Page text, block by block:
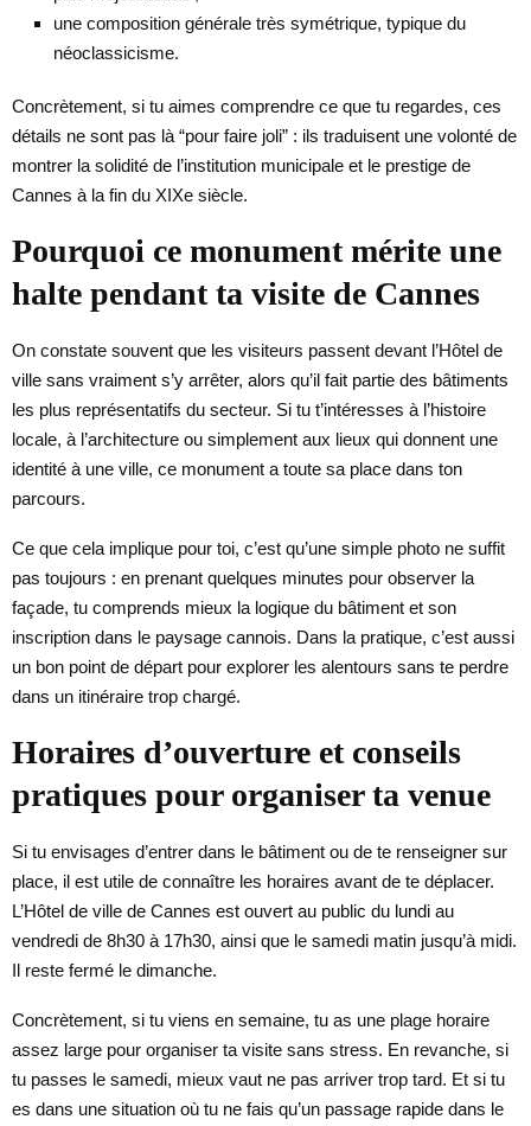
une composition générale très symétrique, typique du
néoclassicisme.
Concrètement, si tu aimes comprendre ce que tu regardes, ces
détails ne sont pas là “pour faire joli” : ils traduisent une volonté de
montrer la solidité de l’institution municipale et le prestige de
Cannes à la fin du XIXe siècle.
Pourquoi ce monument mérite une
halte pendant ta visite de Cannes
On constate souvent que les visiteurs passent devant l’Hôtel de
ville sans vraiment s’y arrêter, alors qu’il fait partie des bâtiments
les plus représentatifs du secteur. Si tu t’intéresses à l’histoire
locale, à l’architecture ou simplement aux lieux qui donnent une
identité à une ville, ce monument a toute sa place dans ton
parcours.
Ce que cela implique pour toi, c’est qu’une simple photo ne suffit
pas toujours : en prenant quelques minutes pour observer la
façade, tu comprends mieux la logique du bâtiment et son
inscription dans le paysage cannois. Dans la pratique, c’est aussi
un bon point de départ pour explorer les alentours sans te perdre
dans un itinéraire trop chargé.
Horaires d’ouverture et conseils
pratiques pour organiser ta venue
Si tu envisages d’entrer dans le bâtiment ou de te renseigner sur
place, il est utile de connaître les horaires avant de te déplacer.
L’Hôtel de ville de Cannes est ouvert au public du lundi au
vendredi de 8h30 à 17h30, ainsi que le samedi matin jusqu’à midi.
Il reste fermé le dimanche.
Concrètement, si tu viens en semaine, tu as une plage horaire
assez large pour organiser ta visite sans stress. En revanche, si
tu passes le samedi, mieux vaut ne pas arriver trop tard. Et si tu
es dans une situation où tu ne fais qu’un passage rapide dans le